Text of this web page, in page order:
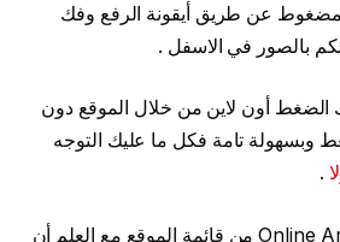
عن طريق أيقونة الرفع وفك
بالصور في الاسفل .
أون لاين من خلال الموقع دون
وبسهولة تامة فكل ما عليك التوجه
.
ومن ثم إختيار Online Archiver من قائمة الموقع مع العلم أن